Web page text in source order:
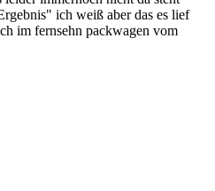
ich weiß aber das es lief
im fernsehn packwagen vom